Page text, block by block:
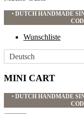
•DUTCH HANDMADE
Wunschliste
Deutsch
MINI CART
•DUTCH HANDMADE